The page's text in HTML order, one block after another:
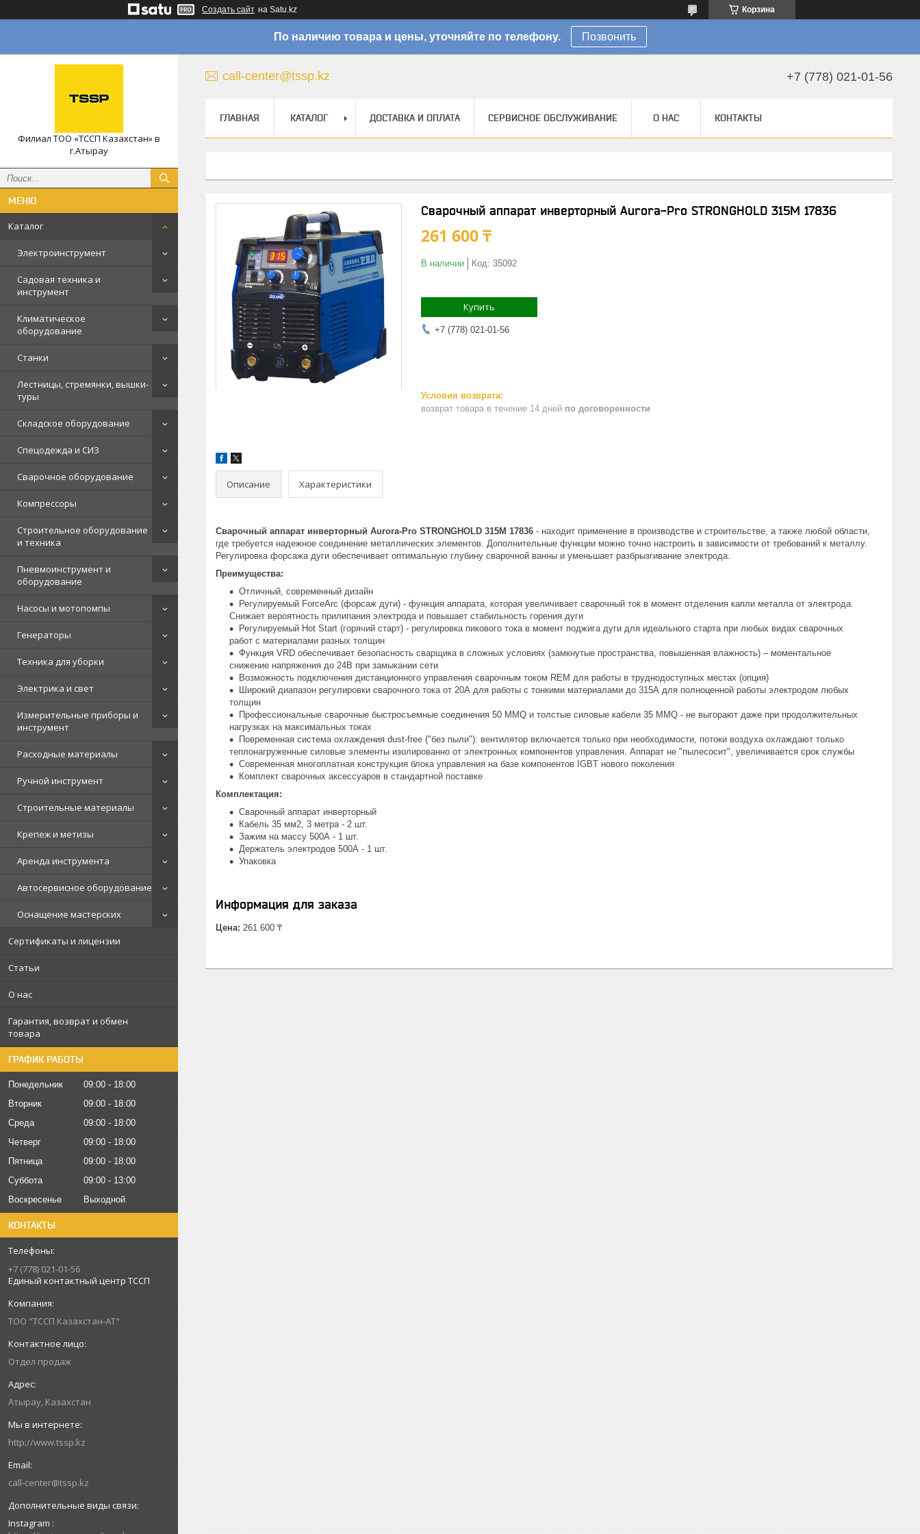
Создать сайт на Satu.kz Корзина
По наличию товара и цены, уточняйте по телефону. Позвонить
Филиал ТОО «ТССП Казахстан» в
г.Атырау
Каталог
Электроинструмент
Садовая техника и
инструмент
Климатическое
оборудование
Станки
Лестницы, стремянки, вышки-
туры
Складское оборудование
Спецодежда и СИЗ
Сварочное оборудование
Компрессоры
Строительное оборудование
и техника
Пневмоинструмент и
оборудование
Насосы и мотопомпы
Генераторы
Техника для уборки
Электрика и свет
Измерительные приборы и
инструмент
Расходные материалы
Ручной инструмент
Строительные материалы
Крепеж и метизы
Аренда инструмента
Автосервисное оборудование
Оснащение мастерских
Сертификаты и лицензии
Статьи
О нас
Гарантия, возврат и обмен
товара
ГРАФИК РАБОТЫ
Понедельник 09:00
18:00
Вторник
09:00
18:00
Среда
09:00
18:00
Четверг
09:00
18:00
Пятница
09:00
18:00
Суббота
09:00
13:00
Воскресенье
Выходной
КОНТАКТЫ
+7 (778) 021-01-56
Единый контактный центр ТССП
ТОО "ТССП Казахстан-АТ"
Отдел продаж
Атырау, Казахстан
http://www.tssp.kz
call-center@tssp.kz
Instagram
call-center@tssp.kz +7 (778) 021-01-56
ГЛАВНАЯ КАТАЛОГ ДОСТАВКА И ОПЛАТА СЕРВИСНОЕ ОБСЛУЖИВАНИЕ О НАС КОНТАКТЫ
Сварочный аппарат инверторный Aurora-Pro STRONGHOLD 315M 17836
261 600 ₸
В наличии Код: 35092
Купить
+7 (778) 021-01-56
возврат товара в течение 14 дней по договоренности
Описание Характеристики
Сварочный аппарат инверторный Aurora-Pro STRONGHOLD 315M 17836​ - находит применение в производстве и строительстве, а также любой области,
где требуется надежное соединение металлических элементов. Дополнительные функции можно точно настроить в зависимости от требований к металлу.
Регулировка форсажа дуги обеспечивает оптимальную глубину сварочной ванны и уменьшает разбрызгивание электрода.
Преимущества:
Отличный, современный дизайн
Регулируемый ForceArc (форсаж дуги) - функция аппарата, которая увеличивает сварочный ток в момент отделения капли металла от электрода.
Снижает вероятность прилипания электрода и повышает стабильность горения дуги
Регулируемый Hot Start (горячий старт) - регулировка пикового тока в момент поджига дуги для идеального старта при любых видах сварочных
работ с материалами разных толщин
Функция VRD обеспечивает безопасность сварщика в сложных условиях (замкнутые пространства, повышенная влажность) – моментальное
снижение напряжения до 24В при замыкании сети
Возможность подключения дистанционного управления сварочным током REM для работы в труднодоступных местах (опция)
Широкий диапазон регулировки сварочного тока от 20А для работы с тонкими материалами до 315А для полноценной работы электродом любых
толщин
Профессиональные сварочные быстросъемные соединения 50 MMQ и толстые силовые кабели 35 MMQ - не выгорают даже при продолжительных
нагрузках на максимальных токах
Повременная система охлаждения dust-free ("без пыли"): вентилятор включается только при необходимости, потоки воздуха охлаждают только
теплонагруженные силовые элементы изолированно от электронных компонентов управления. Аппарат не "пылесосит", увеличивается срок службы
Современная многоплатная конструкция блока управления на базе компонентов IGBT нового поколения
Комплект сварочных аксессуаров в стандартной поставке
Комплектация:
Сварочный аппарат инверторный
Кабель 35 мм2, 3 метра - 2 шт.
Зажим на массу 500А - 1 шт.
Держатель электродов 500А - 1 шт.
Упаковка
Информация для заказа
Цена: 261 600 ₸